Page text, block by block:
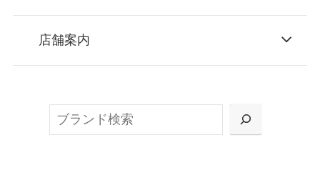
お申込み
または梱包材不要の「集荷申込」からお選び
店舗案内